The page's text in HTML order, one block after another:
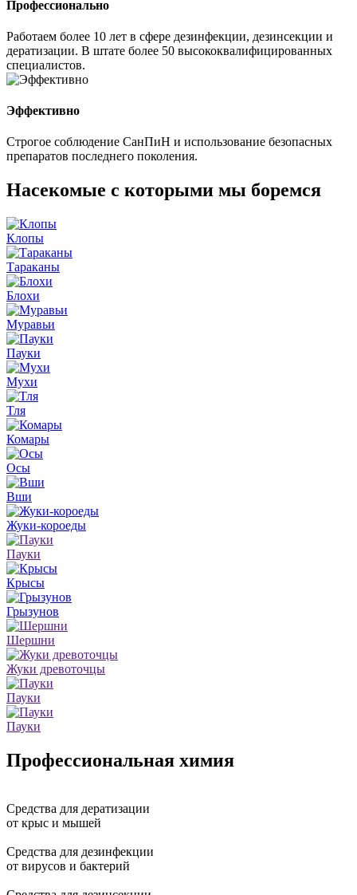
Профессионально
Работаем более 10 лет в сфере дезинфекции, дезинсекции и
дератизации. В штате более 50 высококвалифицированных
специалистов.
Эффективно
Строгое соблюдение СанПиН и использование безопасных
препаратов последнего поколения.
Насекомые с которыми мы боремся
Клопы
Тараканы
Блохи
Муравьи
Пауки
Мухи
Тля
Комары
Осы
Вши
Жуки-короеды
Пауки
Крысы
Грызунов
Шершни
Жуки древоточцы
Пауки
Пауки
Профессиональная химия
Средства для дератизации
от крыс и мышей
Средства для дезинфекции
от вирусов и бактерий